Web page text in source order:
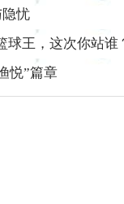
隐忧
球王，这次你站谁
悦”篇章